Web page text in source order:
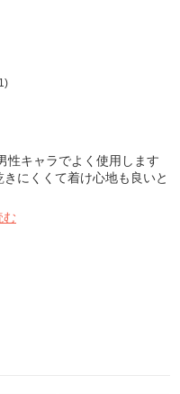
1)
性キャラでよく使用します
にくくて着け心地も良いと
む